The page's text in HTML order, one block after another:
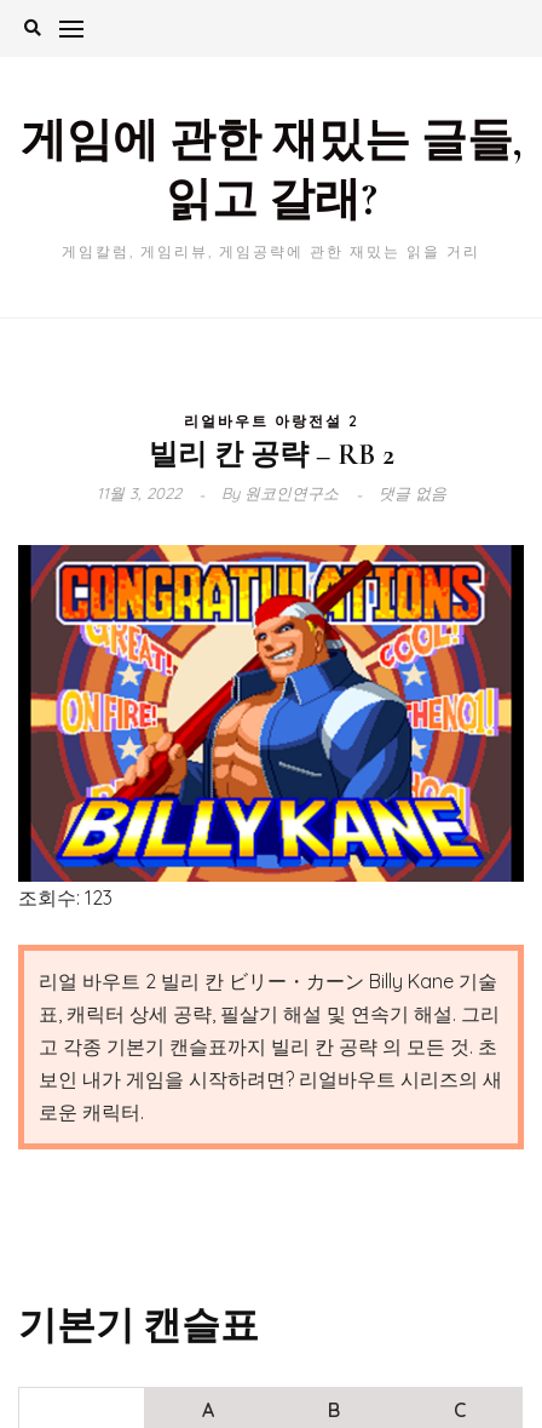
Skip
게임에 관한 재밌는 글들,
읽고 갈래?
게임칼럼, 게임리뷰, 게임공략에 관한 재밌는 읽을 거리
리얼바우트 아랑전설 2
빌리 칸 공략 – RB 2
11월 3, 2022 By원코인연구소 댓글 없음
조회수: 123
리얼 바우트 2 빌리 칸 ビリー・カーン Billy Kane 기술
표, 캐릭터 상세 공략, 필살기 해설 및 연속기 해설. 그리
고 각종 기본기 캔슬표까지 빌리 칸 공략 의 모든 것. 초
보인 내가 게임을 시작하려면? 리얼바우트 시리즈의 새
로운 캐릭터.
기본기 캔슬표
A B
C